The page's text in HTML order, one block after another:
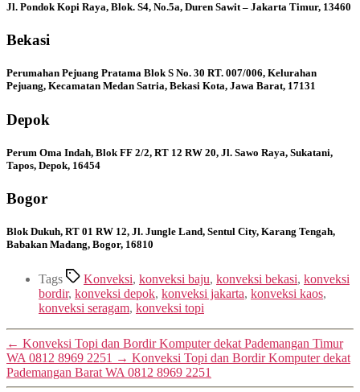
Jl. Pondok Kopi Raya, Blok. S4, No.5a, Duren Sawit – Jakarta Timur, 13460
Bekasi
Perumahan Pejuang Pratama Blok S No. 30 RT. 007/006, Kelurahan
Pejuang, Kecamatan Medan Satria, Bekasi Kota, Jawa Barat, 17131
Depok
Perum Oma Indah, Blok FF 2/2, RT 12 RW 20, Jl. Sawo Raya, Sukatani,
Tapos, Depok, 16454
Bogor
Blok Dukuh, RT 01 RW 12, Jl. Jungle Land, Sentul City, Karang Tengah,
Babakan Madang, Bogor, 16810
Tags Konveksi, konveksi baju, konveksi bekasi, konveksi
bordir, konveksi depok, konveksi jakarta, konveksi kaos,
konveksi seragam, konveksi topi
← Konveksi Topi dan Bordir Komputer dekat Pademangan Timur
WA 0812 8969 2251 → Konveksi Topi dan Bordir Komputer dekat
Pademangan Barat WA 0812 8969 2251